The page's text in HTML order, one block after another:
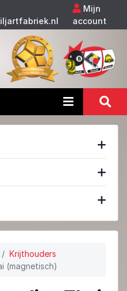
Mijn
account
Krijthouders
(magnetisch)